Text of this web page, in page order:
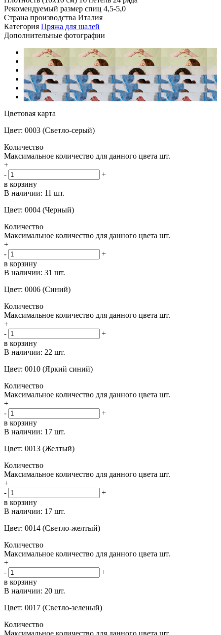
Рекомендуемый размер спиц 4,5-5,0
Страна производства Италия
Категория Пряжа для шалей
Дополнительные фотографии
Цветовая карта
Цвет: 0003 (Светло-серый)
Количество
Максимальное количество для данного цвета шт.
+
-
+
в корзину
В наличии: 11 шт.
Цвет: 0004 (Черный)
Количество
Максимальное количество для данного цвета шт.
+
-
+
в корзину
В наличии: 31 шт.
Цвет: 0006 (Синий)
Количество
Максимальное количество для данного цвета шт.
+
-
+
в корзину
В наличии: 22 шт.
Цвет: 0010 (Яркий синий)
Количество
Максимальное количество для данного цвета шт.
+
-
+
в корзину
В наличии: 17 шт.
Цвет: 0013 (Желтый)
Количество
Максимальное количество для данного цвета шт.
+
-
+
в корзину
В наличии: 17 шт.
Цвет: 0014 (Светло-желтый)
Количество
Максимальное количество для данного цвета шт.
+
-
+
в корзину
В наличии: 20 шт.
Цвет: 0017 (Светло-зеленый)
Количество
Максимальное количество для данного цвета шт.